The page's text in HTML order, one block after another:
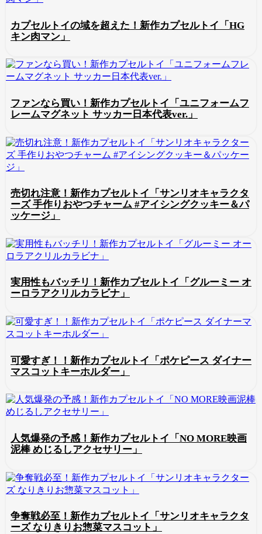
カプセルトイの域を超えた！新作カプセルトイ「HG
キン肉マン」
ファンなら買い！新作カプセルトイ「ユニフォームフ
レームマグネット サッカー日本代表ver.」
売切れ注意！新作カプセルトイ「サンリオキャラクタ
ーズ 手作りおやつチャーム #アイシングクッキー＆パ
ッケージ」
実用性もバッチリ！新作カプセルトイ「グルーミー オ
ーロラアクリルカラビナ」
可愛すぎ！！新作カプセルトイ「ポケピース ダイナー
マスコットキーホルダー」
人気爆発の予感！新作カプセルトイ「NO MORE映画
泥棒 めじるしアクセサリー」
争奪戦必至！新作カプセルトイ「サンリオキャラクタ
ーズ なりきりお惣菜マスコット」